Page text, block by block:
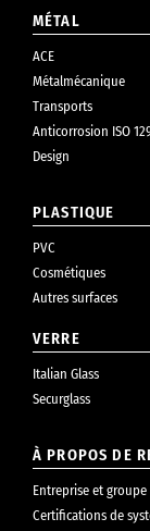
MÉTAL
ACE
Métalmécanique
Transports
Anticorrosion ISO
Design
PLASTIQUE
PVC
Cosmétiques
Autres surfaces
VERRE
Italian Glass
Securglass
À PROPOS DE
Entreprise et groupe
Certifications de